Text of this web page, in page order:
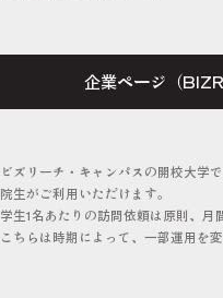
企業ページ （
ビズリーチ・キャンパスの開校大学
院生がご利用いただけます。
学生1名あたりの訪問依頼は原則、
こちらは時期によって、一部運用を